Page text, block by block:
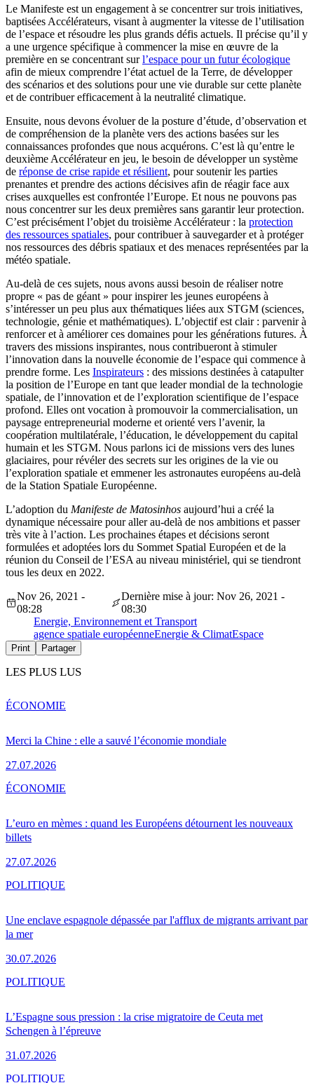
Le Manifeste est un engagement à se concentrer sur trois initiatives,
baptisées Accélérateurs, visant à augmenter la vitesse de l’utilisation
de l’espace et résoudre les plus grands défis actuels. Il précise qu’il y
a une urgence spécifique à commencer la mise en œuvre de la
première en se concentrant surl’espace pour un futur écologique
afin de mieux comprendre l’état actuel de la Terre, de développer
des scénarios et des solutions pour une vie durable sur cette planète
et de contribuer efficacement à la neutralité climatique.
Ensuite, nous devons évoluer de la posture d’étude, d’observation et
de compréhension de la planète vers des actions basées sur les
connaissances profondes que nous acquérons. C’est là qu’entre le
deuxième Accélérateur en jeu, le besoin de développer un système
de réponse de crise rapide et résilient, pour soutenir les parties
prenantes et prendre des actions décisives afin de réagir face aux
crises auxquelles est confrontée l’Europe. Et nous ne pouvons pas
nous concentrer sur les deux premières sans garantir leur protection.
C’est précisément l’objet du troisième Accélérateur : la protection
des ressources spatiales, pour contribuer à sauvegarder et à protéger
nos ressources des débris spatiaux et des menaces représentées par la
météo spatiale.
Au-delà de ces sujets, nous avons aussi besoin de réaliser notre
propre « pas de géant » pour inspirer les jeunes européens à
s’intéresser un peu plus aux thématiques liées aux STGM (sciences,
technologie, génie et mathématiques). L’objectif est clair : parvenir à
renforcer et à améliorer ces domaines pour les générations futures. À
travers des missions inspirantes, nous contribueront à stimuler
l’innovation dans la nouvelle économie de l’espace qui commence à
prendre forme. Les Inspirateurs : des missions destinées à catapulter
la position de l’Europe en tant que leader mondial de la technologie
spatiale, de l’innovation et de l’exploration scientifique de l’espace
profond. Elles ont vocation à promouvoir la commercialisation, un
paysage entrepreneurial moderne et orienté vers l’avenir, la
coopération multilatérale, l’éducation, le développement du capital
humain et les STGM. Nous parlons ici de missions vers des lunes
glaciaires, pour révéler des secrets sur les origines de la vie ou
l’exploration spatiale et emmener les astronautes européens au-delà
de la Station Spatiale Européenne.
L’adoption du Manifeste de Matosinhos aujourd’hui a créé la
dynamique nécessaire pour aller au-delà de nos ambitions et passer
très vite à l’action. Les prochaines étapes et décisions seront
formulées et adoptées lors du Sommet Spatial Européen et de la
réunion du Conseil de l’ESA au niveau ministériel, qui se tiendront
tous les deux en 2022.
Nov 26, 2021 -
08:28
Dernière mise à jour: Nov 26, 2021 -
08:30
Energie, Environnement et Transport
agence spatiale européenneEnergie & ClimatEspace
Print Partager
LES PLUS LUS
Merci la Chine : elle a sauvé l’économie mondiale
27.07.2026
ÉCONOMIE
L’euro en mèmes : quand les Européens détournent les nouveaux
billets
27.07.2026
ÉCONOMIE
Une enclave espagnole dépassée par l'afflux de migrants arrivant par
la mer
30.07.2026
POLITIQUE
L’Espagne sous pression : la crise migratoire de Ceuta met
Schengen à l’épreuve
31.07.2026
POLITIQUE
POLITIQUE